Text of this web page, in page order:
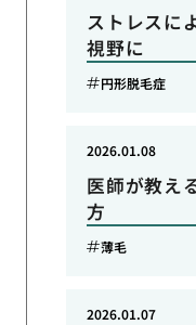
ストレスに
視野に
円形脱毛症
医師が教え
方
2026.01.08
薄毛
2026.01.07